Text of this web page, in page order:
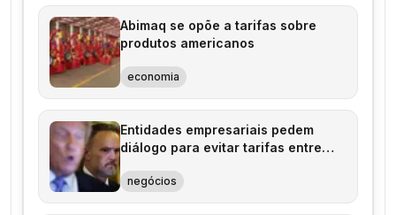
Abimaq se opõe a tarifas sobre
produtos americanos
economia
Entidades empresariais pedem
diálogo para evitar tarifas entre
negócios